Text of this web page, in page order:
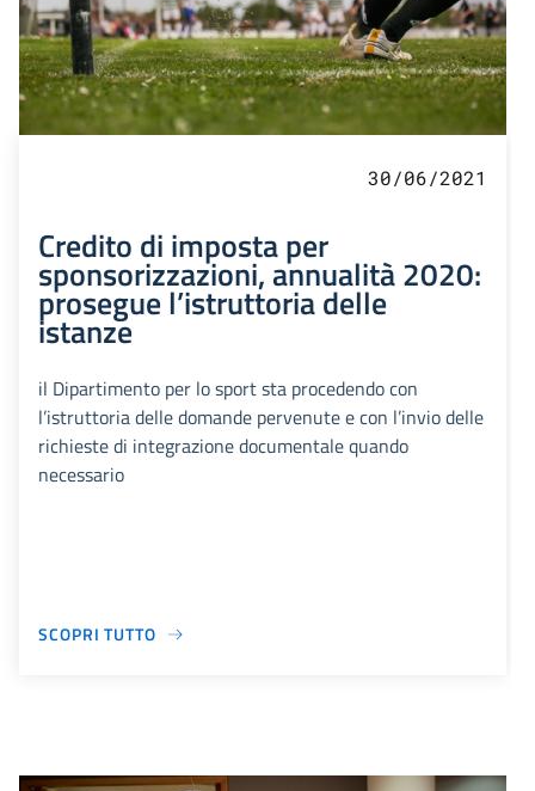
30/06/2021
Credito di imposta per
sponsorizzazioni, annualità 2020:
prosegue l’istruttoria delle
istanze
il Dipartimento per lo sport sta procedendo con
l’istruttoria delle domande pervenute e con l’invio delle
richieste di integrazione documentale quando
necessario
SCOPRI TUTTO